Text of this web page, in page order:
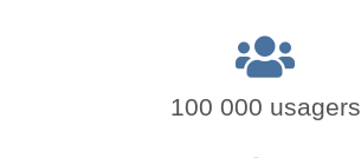
100 000 usagers